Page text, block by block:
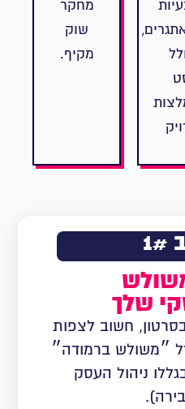
מחקר
שוק
מקיף.
שלך
חשוב לצפות
״משולש ברמודה״
ניהול העסק